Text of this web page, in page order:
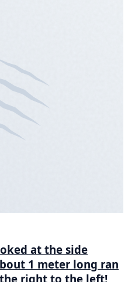
at the side
1 meter long ran
right to the left!